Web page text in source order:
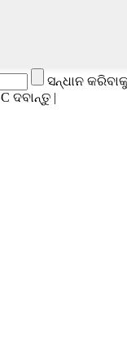
ସନ୍ଧାନ
ଦବାନ୍ତୁ |